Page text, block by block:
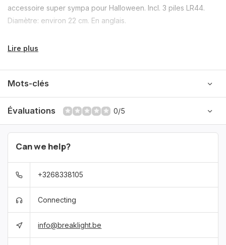
accessoire super sympa pour Halloween. Incl. 3 piles LR44.
Diamètre: environ 22 cm. En anglais.
Lire plus
Mots-clés
Évaluations 0/5
Can we help?
+3268338105
Connecting
info@breaklight.be